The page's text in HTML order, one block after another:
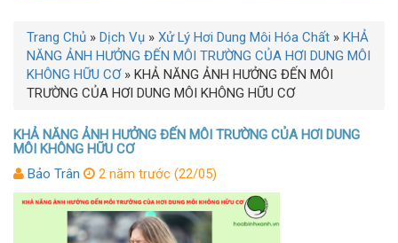
Trang Chủ » Dịch Vụ » Xử Lý Hơi Dung Môi Hóa Chất » KHẢ
NĂNG ẢNH HƯỞNG ĐẾN MÔI TRƯỜNG CỦA HƠI DUNG MÔI
KHÔNG HỮU CƠ» KHẢ NĂNG ẢNH HƯỞNG ĐẾN MÔI
TRƯỜNG CỦA HƠI DUNG MÔI KHÔNG HỮU CƠ
KHẢ NĂNG ẢNH HƯỞNG ĐẾN MÔI TRƯỜNG CỦA HƠI DUNG
MÔI KHÔNG HỮU CƠ
Bảo Trân
2 năm trước (22/05)